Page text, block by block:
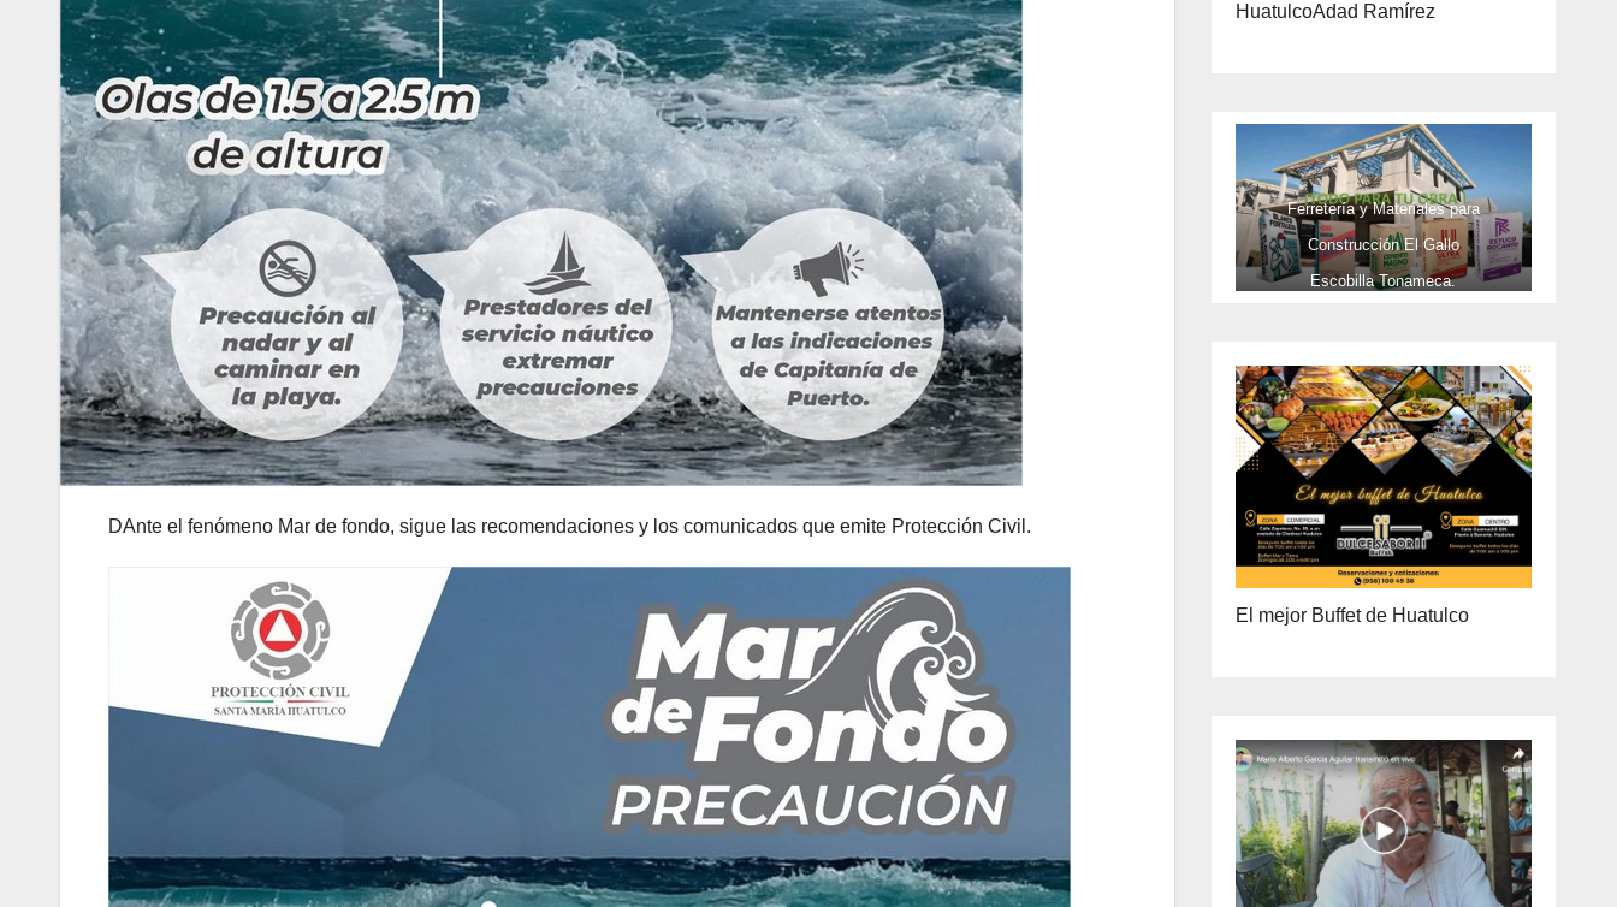
DAnte el fenómeno Mar de fondo, sigue las recomendaciones y los comunicados que emite Protección Civil.
HuatulcoAdad Ramírez
Ferretería y Materiales para
Construcción El Gallo
Escobilla Tonameca.
ENTREGA A DOMICILIO
PRECIO ESPECIAL DE MAYOREO
El mejor Buffet de Huatulco